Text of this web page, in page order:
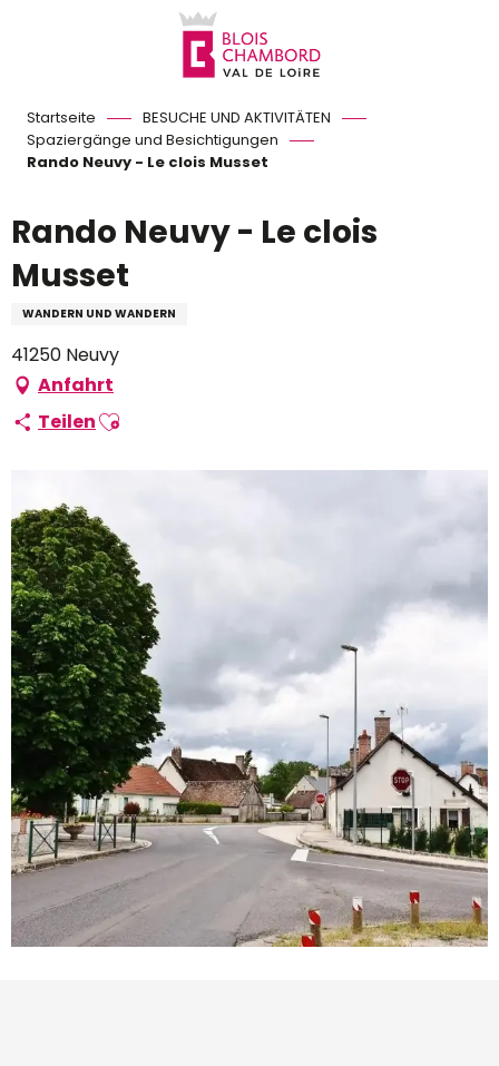
Startseite
BESUCHE UND AKTIVITÄTEN
Spaziergänge und Besichtigungen
Rando Neuvy - Le clois Musset
Rando Neuvy - Le clois
Musset
WANDERN UND WANDERN
41250 Neuvy
Anfahrt
TeilenAjouter aux favoris